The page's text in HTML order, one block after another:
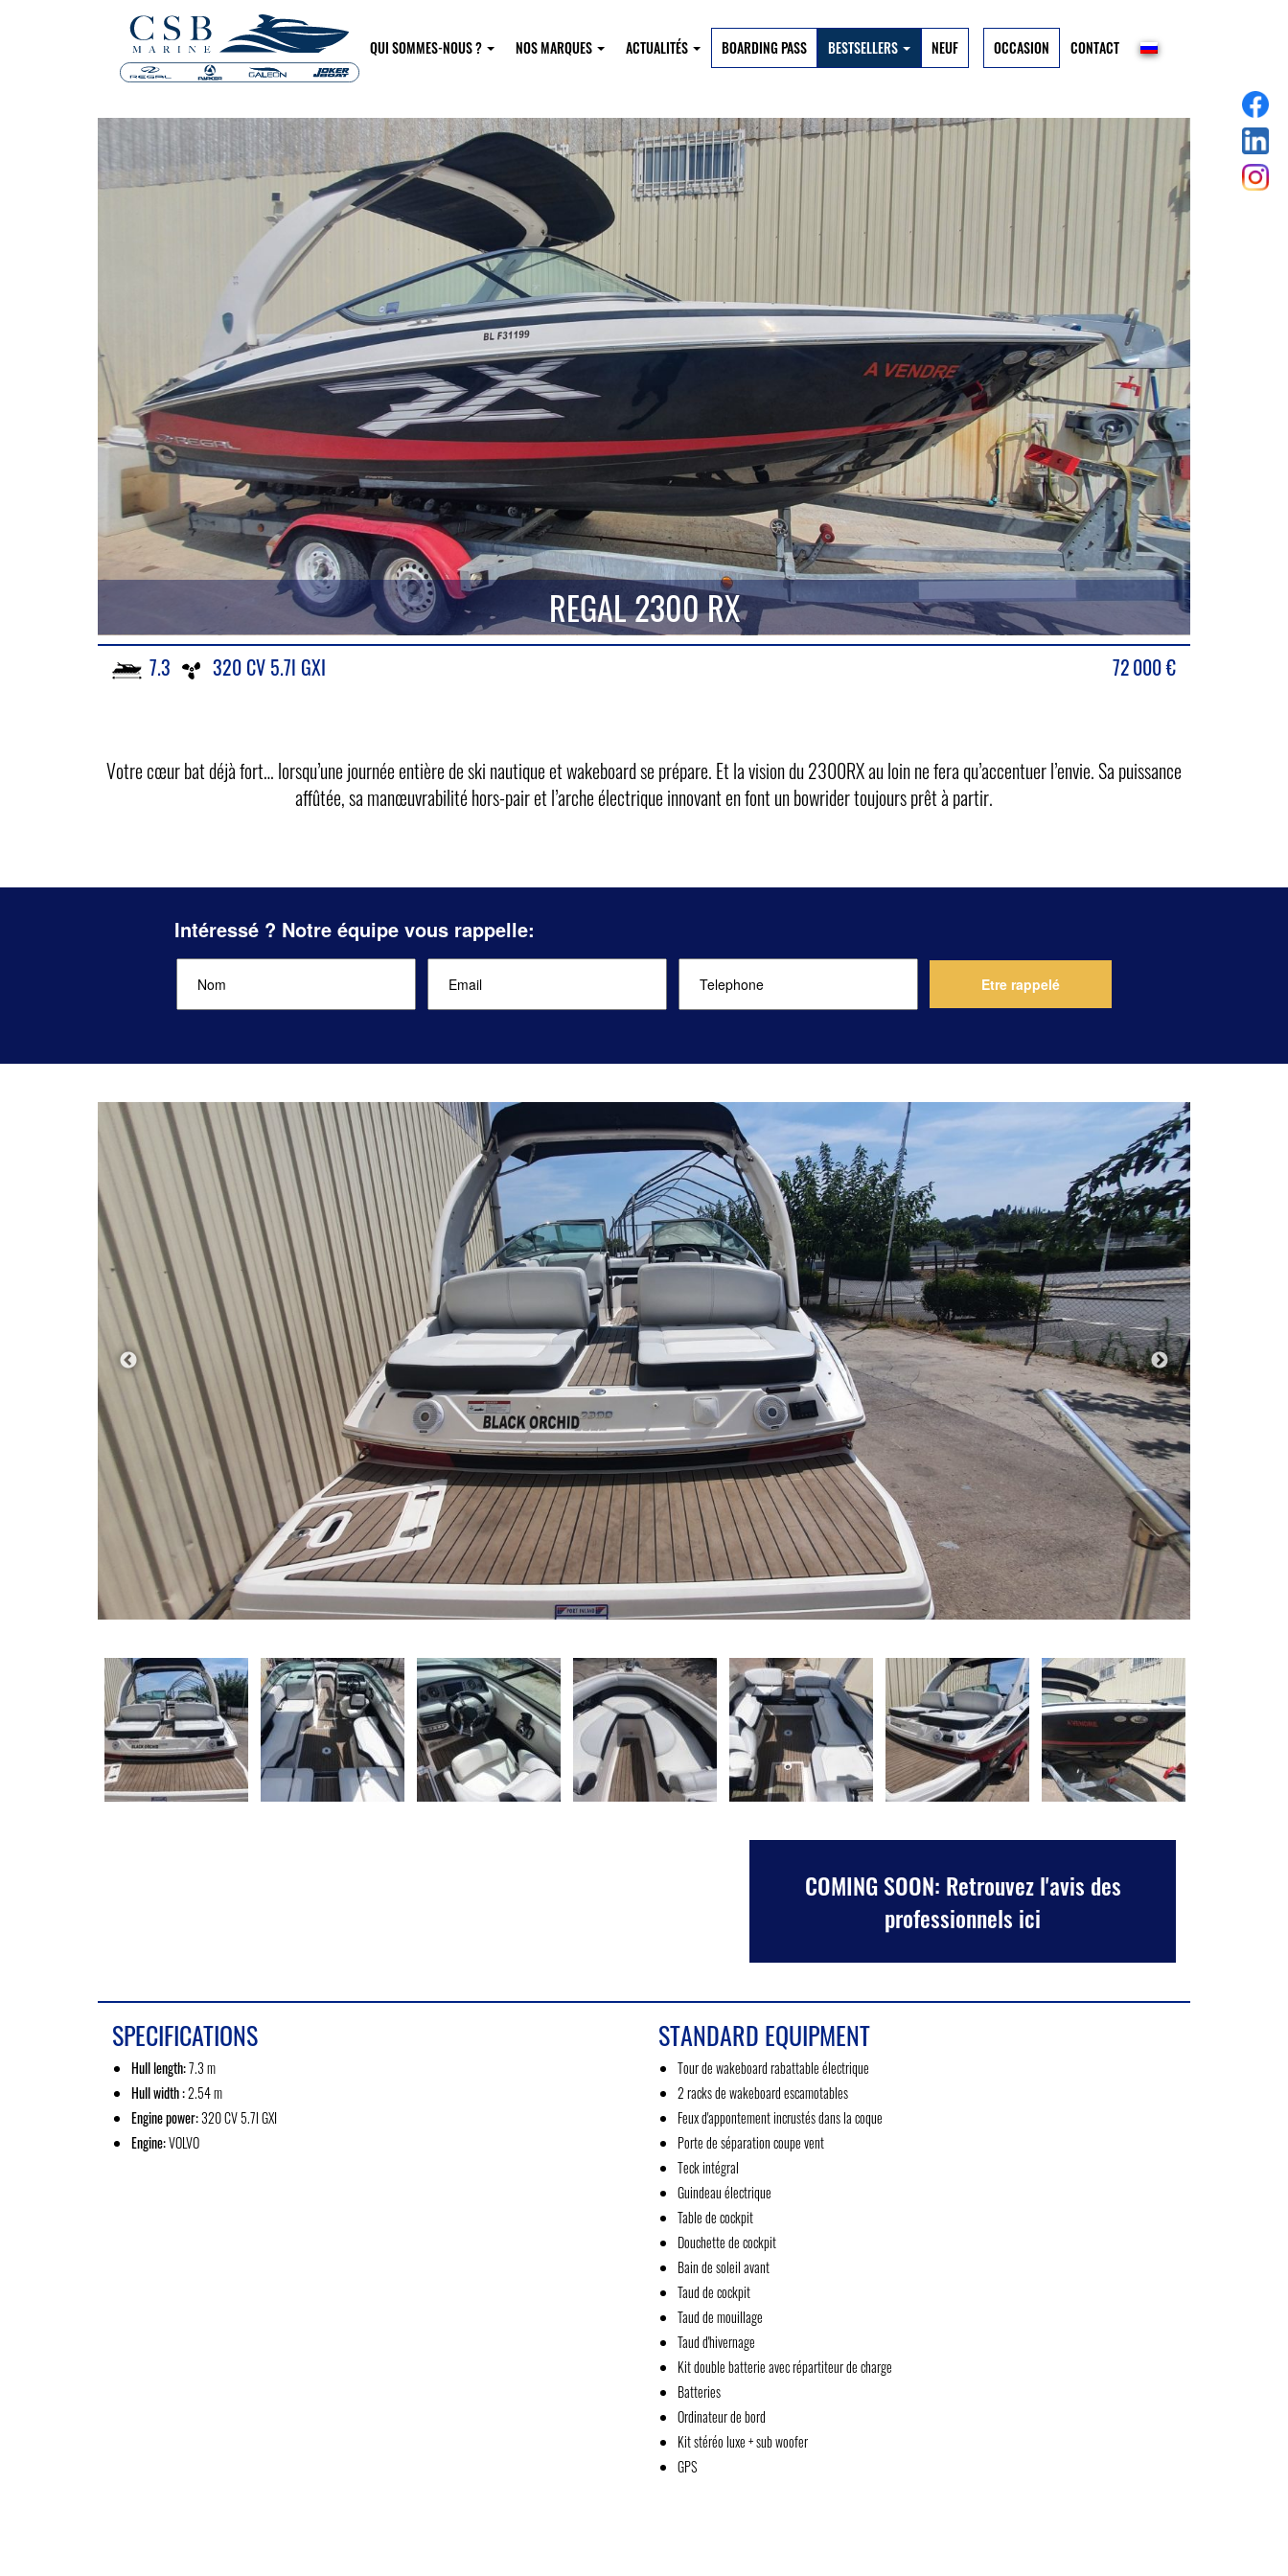
QUI SOMMES-NOUS ? NOS MARQUES ACTUALITÉS BOARDING PASS BESTSELLERS NEUF OCCASION CONTACT
REGAL 2300 RX
7.3 320 CV 5.7l GXI 72 000€
Votre cœur bat déjà fort… lorsqu’une journée entière de ski nautique et wakeboard se prépare. Et la vision du 2300RX au loin ne fera qu’accentuer l’envie. Sa puissance
affûtée, sa manœuvrabilité hors-pair et l’arche électrique innovant en font un bowrider toujours prêt à partir.
Intéressé ? Notre équipe vous rappelle:
COMING SOON: Retrouvez l'avis des
professionnels ici
SPECIFICATIONS
Hull length:7.3 m
Hull width :2.54 m
Engine power:320 CV 5.7l GXI
Engine:VOLVO
STANDARD EQUIPMENT
Tour de wakeboard rabattable électrique
2 racks de wakeboard escamotables
Feux d'appontement incrustés dans la coque
Porte de séparation coupe vent
Teck intégral
Guindeau électrique
Table de cockpit
Douchette de cockpit
Bain de soleil avant
Taud de cockpit
Taud de mouillage
Taud d'hivernage
Kit double batterie avec répartiteur de charge
Batteries
Ordinateur de bord
Kit stéréo luxe + sub woofer
GPS